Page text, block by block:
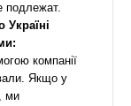
подлежат.
компанії
Якщо у
ми